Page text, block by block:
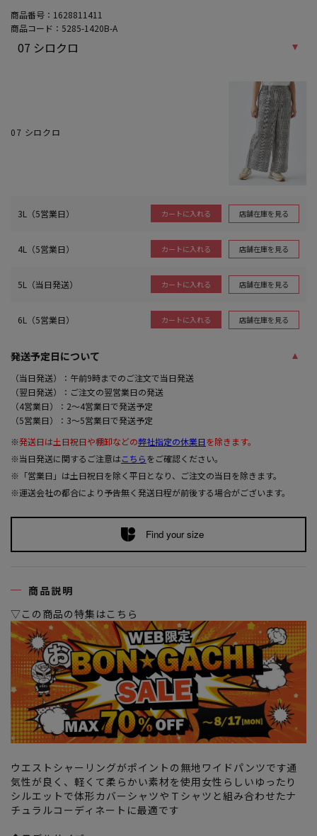
商品番号： 1628811411
商品コード： 5285-1420B-A
07 シロクロ
3L（5営業日） カートに入れる 店舗在庫を見る
4L（5営業日） カートに入れる 店舗在庫を見る
5L（当日発送） カートに入れる 店舗在庫を見る
6L（5営業日） カートに入れる 店舗在庫を見る
発送予定日について
（当日発送）：午前9時までのご注文で当日発送
（翌日発送）：ご注文の翌営業日の発送
（4営業日）：2～4営業日で発送予定
（5営業日）：3～5営業日で発送予定
※発送日は土日祝日や棚卸などの弊社指定の休業日を除きます。
※当日発送に関するご注意はこちらをご確認ください。
※「営業日」は土日祝日を除く平日となり、ご注文の当日を除きます。
※運送会社の都合により予告無く発送日程が前後する場合がございます。
Find your size
商品説明
▽この商品の特集はこちら
ウエストシャーリングがポイントの無地ワイドパンツです通
気性が良く、軽くて柔らかい素材を使用女性らしいゆったり
シルエットで体形カバーシャツやＴシャツと組み合わせたナ
チュラルコーディネートに最適です